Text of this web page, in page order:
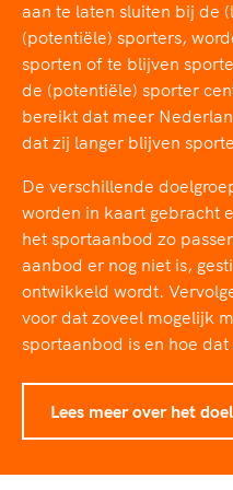
Sportonderzoek
Sportakkoord II
Game Changer
TeamNL kids
Olympische
Nieuwspagina
Columns
Sport gaat niet
Veilige en integere sport
Diversiteit en inclusie
Gezonde sportomgeving
Duurzaamheid
Bekwaam sportkader
Vitale clubs en
Sportmatch
Clubacties
Handboek Wet- en
Opleidingen en
TeamNL Academie
Kennisaanbod TeamNL
TeamNL Sport Science
Olympische Spelen
Paralympische Spelen
Europese Spelen
Topsportbeleid
aan te laten sluiten bij de
(potentiële) sporters,
sporten of te blijven
de (potentiële) sporter
bereikt dat meer
dat zij langer blijven
De verschillende
worden in kaart gebracht
het sportaanbod zo
aanbod er nog niet is,
ontwikkeld wordt.
voor dat zoveel mogelijk
sportaanbod is en hoe
Lees meer over het